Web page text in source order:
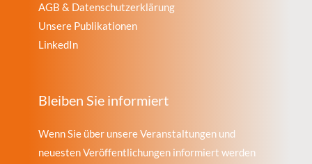
AGB & Datenschutzerklärung
Unsere Publikationen
LinkedIn
Bleiben Sie informiert
Wenn Sie über unsere Veranstaltungen und
neuesten Veröffentlichungen informiert werden